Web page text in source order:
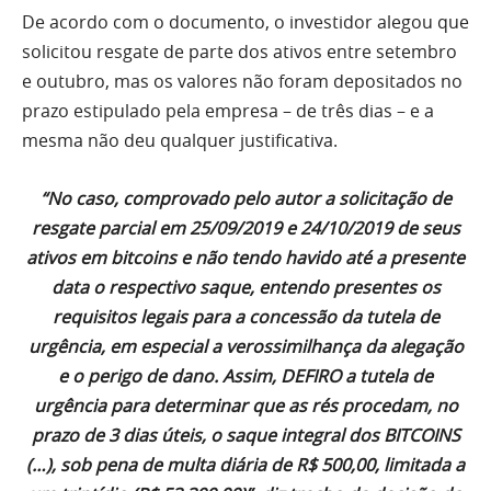
De acordo com o documento, o investidor alegou que
solicitou resgate de parte dos ativos entre setembro
e outubro, mas os valores não foram depositados no
prazo estipulado pela empresa – de três dias – e a
mesma não deu qualquer justificativa.
“No caso, comprovado pelo autor a solicitação de
resgate parcial em 25/09/2019 e 24/10/2019 de seus
ativos em bitcoins e não tendo havido até a presente
data o respectivo saque, entendo presentes os
requisitos legais para a concessão da tutela de
urgência, em especial a verossimilhança da alegação
e o perigo de dano. Assim, DEFIRO a tutela de
urgência para determinar que as rés procedam, no
prazo de 3 dias úteis, o saque integral dos BITCOINS
(…), sob pena de multa diária de R$ 500,00, limitada a